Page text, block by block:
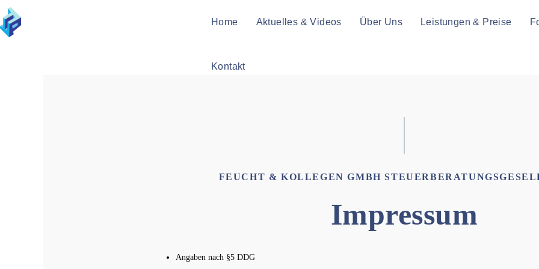
Home Aktuelles & Videos Über Uns Leistungen & Preise
Kontakt
FEUCHT & KOLLEGEN GMBH
Impressum
Angaben nach §5 DDG